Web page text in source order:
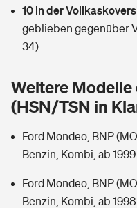
Tools
Wer versichert was: Jetzt
Sie haben Fragen?
Handyversicherung
Zur Übersicht
Tools
Sie haben Fragen?
10 in der
geblieben gegenüber
34)
Weitere
(HSN/TSN in
Ford Mondeo, BNP
Benzin, Kombi, ab 1999
Ford Mondeo, BNP
Benzin, Kombi, ab 1998